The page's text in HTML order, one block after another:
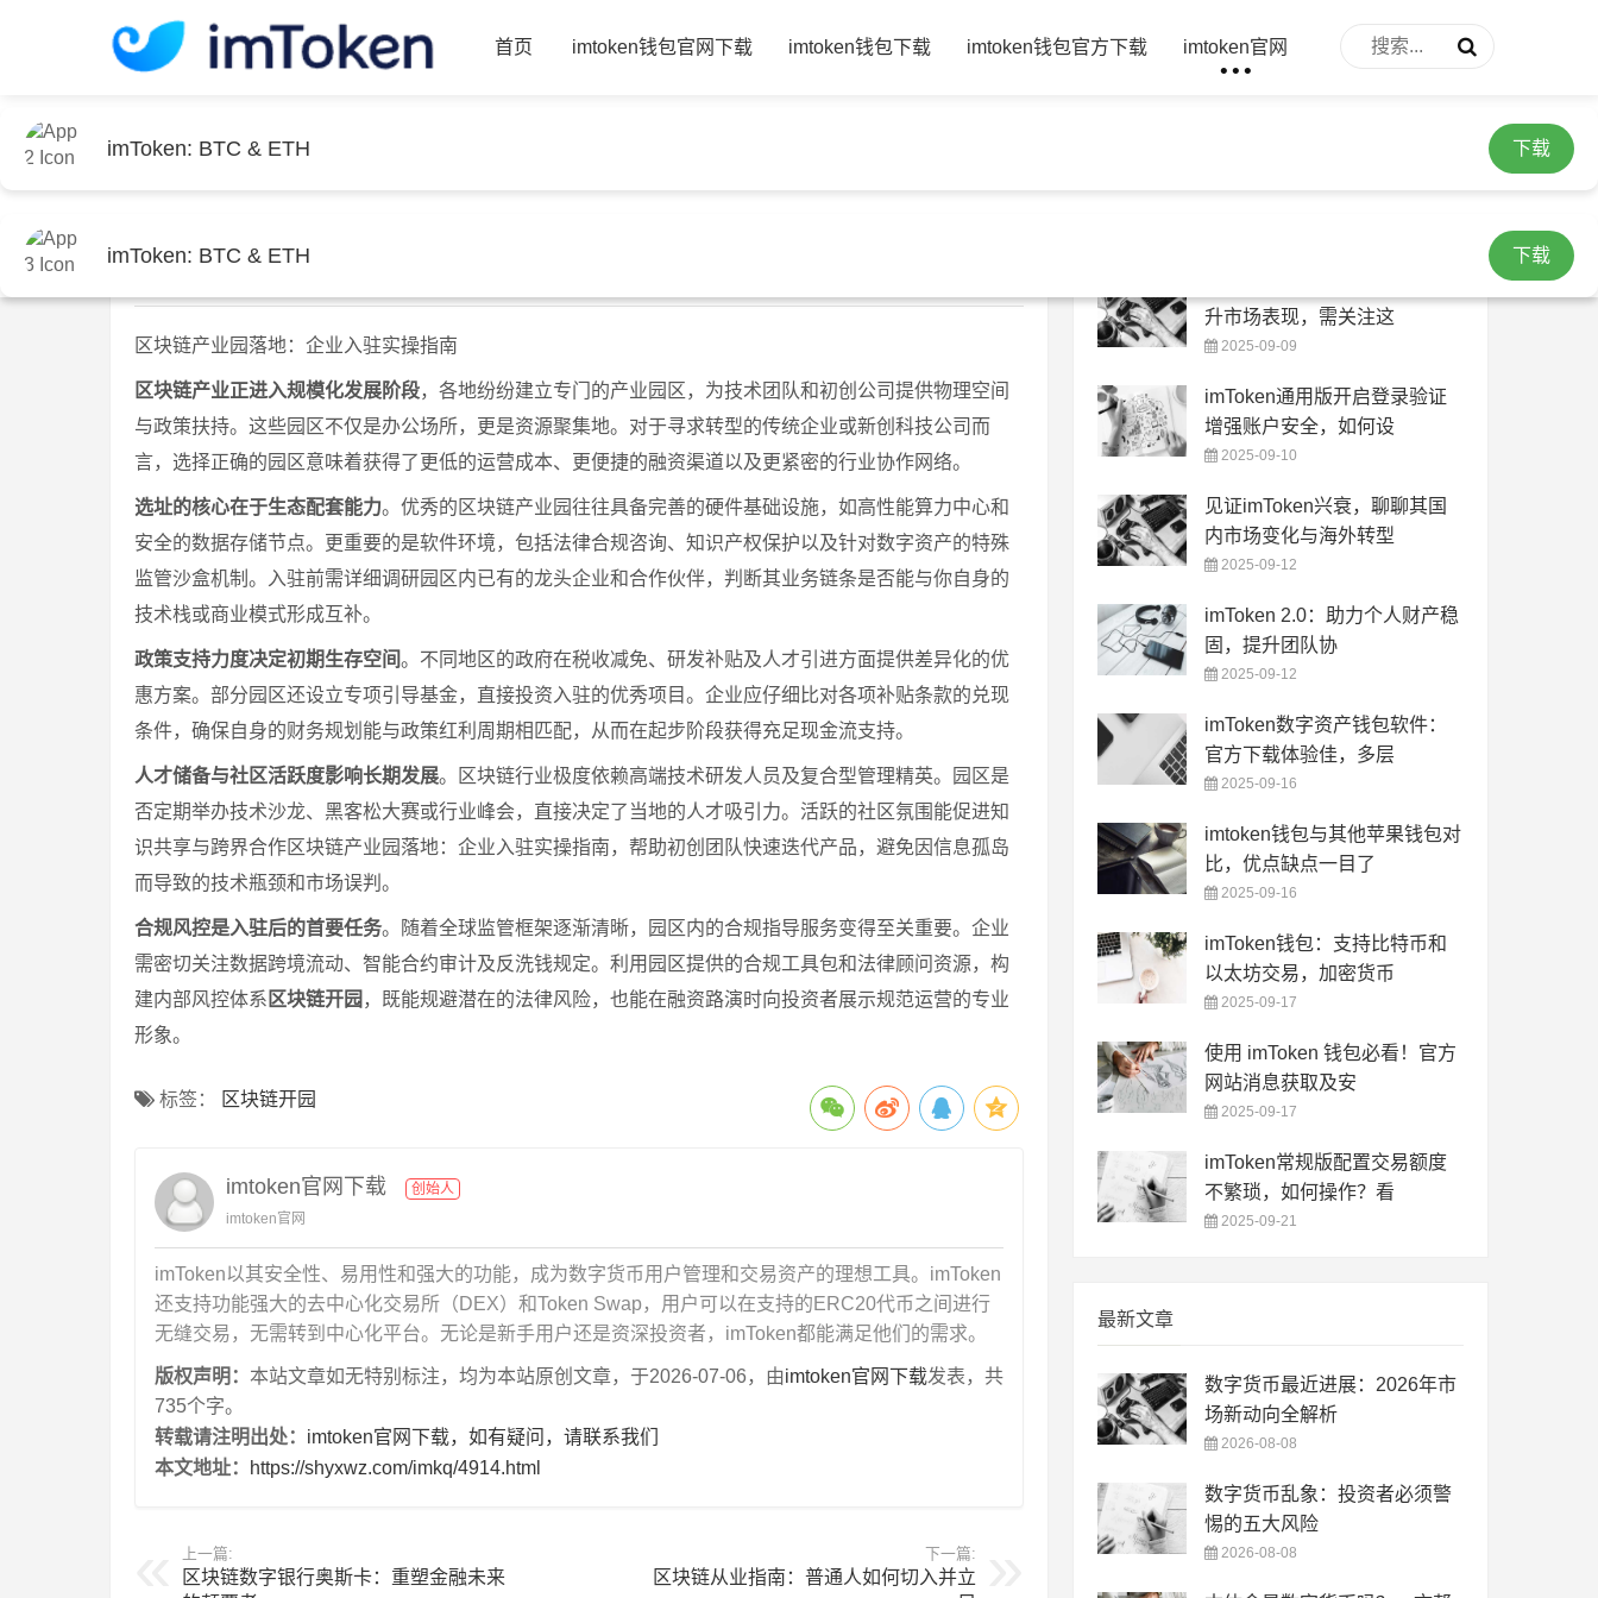
imToken: BTC & ETH
imToken: BTC & ETH 下载
imToken: BTC & ETH 下载
首页 imtoken钱包官网下载 imtoken钱包下载 imtoken钱包官方下载 imtoken官网
首页 imtoken官网
区块链产业园落地：企业入驻实操指南
区块链产业正进入规模化发展阶段，各地纷纷建立专门的产业园区，为技术团队和初创公司提供物理空间
与政策扶持。这些园区不仅是办公场所，更是资源聚集地。对于寻求转型的传统企业或新创科技公司而
言，选择正确的园区意味着获得了更低的运营成本、更便捷的融资渠道以及更紧密的行业协作网络。
选址的核心在于生态配套能力。优秀的区块链产业园往往具备完善的硬件基础设施，如高性能算力中心和
安全的数据存储节点。更重要的是软件环境，包括法律合规咨询、知识产权保护以及针对数字资产的特殊
监管沙盒机制。入驻前需详细调研园区内已有的龙头企业和合作伙伴，判断其业务链条是否能与你自身的
技术栈或商业模式形成互补。
政策支持力度决定初期生存空间。不同地区的政府在税收减免、研发补贴及人才引进方面提供差异化的优
惠方案。部分园区还设立专项引导基金，直接投资入驻的优秀项目。企业应仔细比对各项补贴条款的兑现
条件，确保自身的财务规划能与政策红利周期相匹配，从而在起步阶段获得充足现金流支持。
人才储备与社区活跃度影响长期发展。区块链行业极度依赖高端技术研发人员及复合型管理精英。园区是
否定期举办技术沙龙、黑客松大赛或行业峰会，直接决定了当地的人才吸引力。活跃的社区氛围能促进知
识共享与跨界合作区块链产业园落地：企业入驻实操指南，帮助初创团队快速迭代产品，避免因信息孤岛
而导致的技术瓶颈和市场误判。
合规风控是入驻后的首要任务。随着全球监管框架逐渐清晰，园区内的合规指导服务变得至关重要。企业
需密切关注数据跨境流动、智能合约审计及反洗钱规定。利用园区提供的合规工具包和法律顾问资源，构
建内部风控体系 区块链开园 ，既能规避潜在的法律风险，也能在融资路演时向投资者展示规范运营的专业
形象。
标签： 区块链开园
imtoken官网下载
创始人
imtoken官网
imToken以其安全性、易用性和强大的功能，成为数字货币用户管理和交易资产的理想工具。imToken
还支持功能强大的去中心化交易所（DEX）和Token Swap，用户可以在支持的ERC20代币之间进行
无缝交易，无需转到中心化平台。无论是新手用户还是资深投资者，imToken都能满足他们的需求。
版权声明： 本站文章如无特别标注，均为本站原创文章，于2026-07-06，由imtoken官网下载发表，共
735个字。
转载请注明出处： imtoken官网下载，如有疑问，请联系我们
本文地址：
https://shyxwz.com/imkq/4914.html
上一篇:
区块链数字银行奥斯卡：重塑金融未来
下一篇:
区块链从业指南：普通人如何切入并立
升市场表现，需关注这
2025-09-09
imToken通用版开启登录验证
增强账户安全，如何设
2025-09-10
见证imToken兴衰，聊聊其国
内市场变化与海外转型
2025-09-12
imToken 2.0：助力个人财产稳
固，提升团队协
2025-09-12
imToken数字资产钱包软件：
官方下载体验佳，多层
2025-09-16
imtoken钱包与其他苹果钱包对
比，优点缺点一目了
2025-09-16
imToken钱包：支持比特币和
以太坊交易，加密货币
2025-09-17
使用 imToken 钱包必看！官方
网站消息获取及安
2025-09-17
imToken常规版配置交易额度
不繁琐，如何操作？看
2025-09-21
最新文章
数字货币最近进展：2026年市
场新动向全解析
2026-08-08
数字货币乱象：投资者必须警
惕的五大风险
2026-08-08